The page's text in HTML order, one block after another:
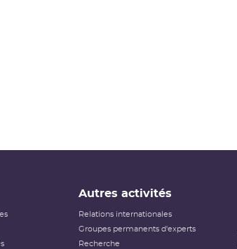
Autres activités
Relations internationales
Groupes permanents d'experts
Recherche